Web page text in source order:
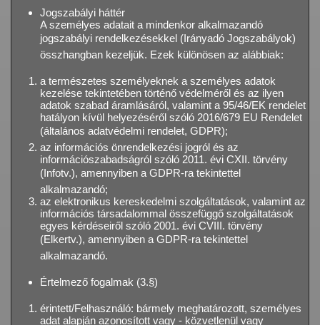
Jogszabályi háttér
A személyes adatait a mindenkor alkalmazandó
jogszabályi rendelkezésekkel (Irányadó Jogszabályok)
összhangban kezeljük. Ezek különösen az alábbiak:
a természetes személyeknek a személyes adatok
kezelése tekintetében történő védelméről és az ilyen
adatok szabad áramlásáról, valamint a 95/46/EK rendelet
hatályon kívül helyezéséről szóló 2016/679 EU Rendelet
(általános adatvédelmi rendelet, GDPR);
az információs önrendelkezési jogról és az
információszabadságról szóló 2011. évi CXII. törvény
(Infotv.), amennyiben a GDPR-ra tekintettel
alkalmazandó;
az elektronikus kereskedelmi szolgáltatások, valamint az
információs társadalommal összefüggő szolgáltatások
egyes kérdéseiről szóló 2001. évi CVIII. törvény
(Elkertv.), amennyiben a GDPR-ra tekintettel
alkalmazandó.
Értelmező fogalmak (3.§)
érintett/Felhasználó: bármely meghatározott, személyes
adat alapján azonosított vagy - közvetlenül vagy